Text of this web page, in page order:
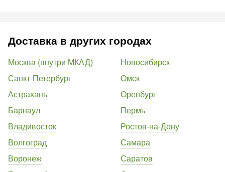
Доставка в других городах
Москва (внутри МКАД)
Санкт-Петербург
Астрахань
Барнаул
Владивосток
Волгоград
Воронеж
Новосибирск
Омск
Оренбург
Пермь
Ростов-на-Дону
Самара
Саратов